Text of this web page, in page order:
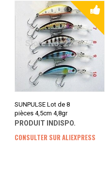
SUNPULSE Lot de 8
pièces 4,5cm 4,8gr
PRODUIT INDISPO.
CONSULTER SUR ALIEXPRESS